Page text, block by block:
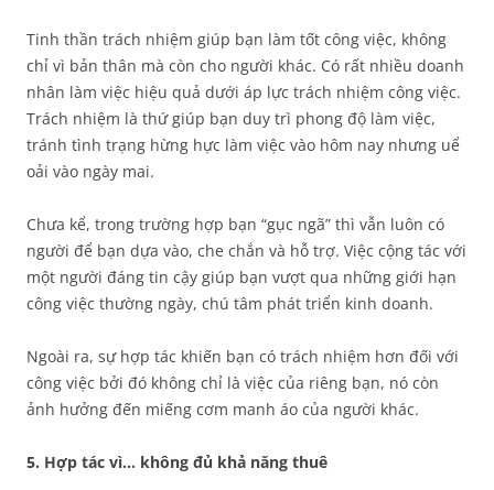
Tinh thần trách nhiệm giúp bạn làm tốt công việc, không
chỉ vì bản thân mà còn cho người khác. Có rất nhiều doanh
nhân làm việc hiệu quả dưới áp lực trách nhiệm công việc.
Trách nhiệm là thứ giúp bạn duy trì phong độ làm việc,
tránh tình trạng hừng hực làm việc vào hôm nay nhưng uể
oải vào ngày mai.
Chưa kể, trong trường hợp bạn “gục ngã” thì vẫn luôn có
người để bạn dựa vào, che chắn và hỗ trợ. Việc cộng tác với
một người đáng tin cậy giúp bạn vượt qua những giới hạn
công việc thường ngày, chú tâm phát triển kinh doanh.
Ngoài ra, sự hợp tác khiến bạn có trách nhiệm hơn đối với
công việc bởi đó không chỉ là việc của riêng bạn, nó còn
ảnh hưởng đến miếng cơm manh áo của người khác.
5. Hợp tác vì… không đủ khả năng thuê